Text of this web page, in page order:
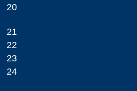
20
21
22
23
24